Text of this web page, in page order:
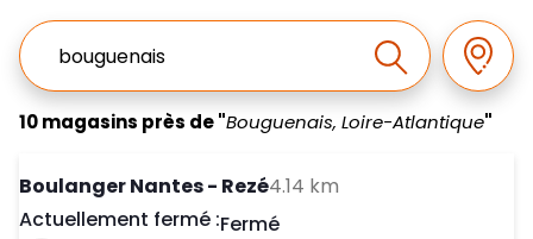
Ville, Region, Code postal ou Ville & Pays
Effectuer la
10 magasins près de "Bouguenais, Loire-Atlantique"
Boulanger Nantes - Rezé4.14 km
Actuellement fermé :Day of the Week
Fermé